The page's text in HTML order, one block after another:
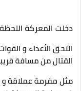
دخلت المعركة
التحق الأعداء و
القتال من مسافة
مثل مفرمة عملاقة و